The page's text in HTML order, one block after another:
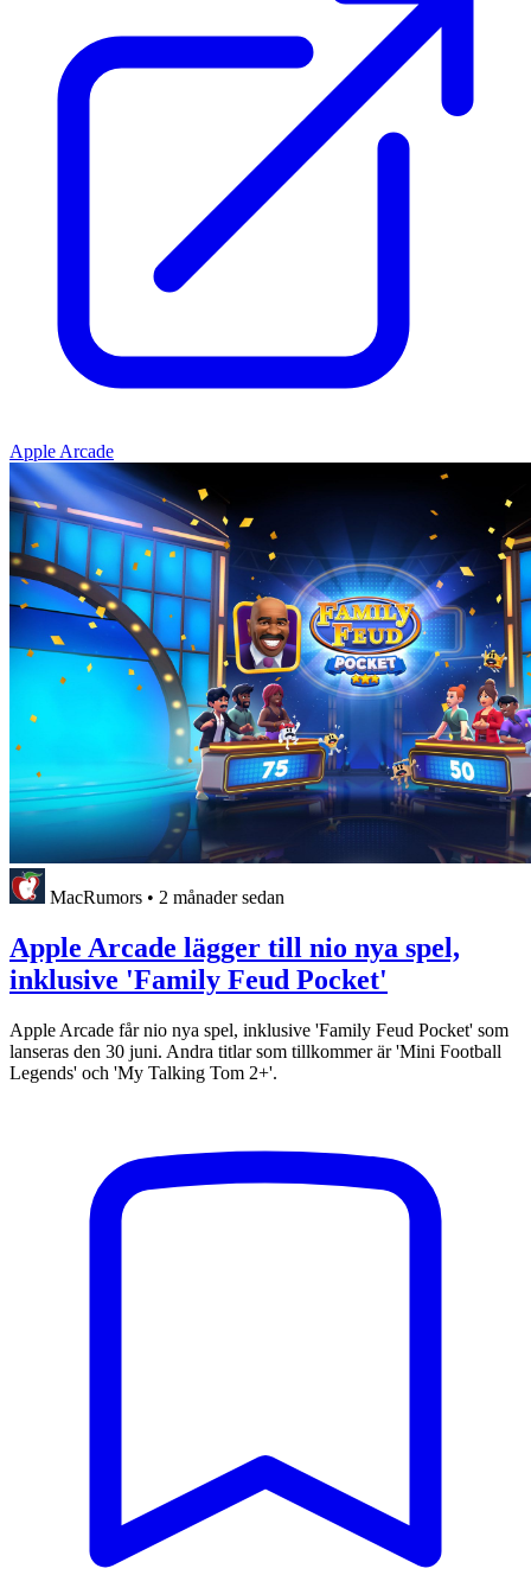
Apple Arcade
MacRumors • 2 månader sedan
Apple Arcade lägger till nio nya spel,
inklusive 'Family Feud Pocket'
Apple Arcade får nio nya spel, inklusive 'Family Feud Pocket' som
lanseras den 30 juni. Andra titlar som tillkommer är 'Mini Football
Legends' och 'My Talking Tom 2+'.